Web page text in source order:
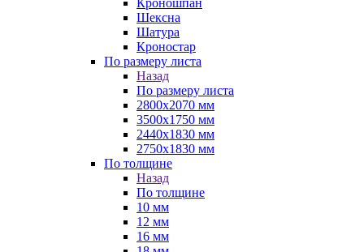
Кроношпан
Шексна
Шатура
Кроностар
По размеру листа
Назад
По размеру листа
2800х2070 мм
3500х1750 мм
2440х1830 мм
2750х1830 мм
По толщине
Назад
По толщине
10 мм
12 мм
16 мм